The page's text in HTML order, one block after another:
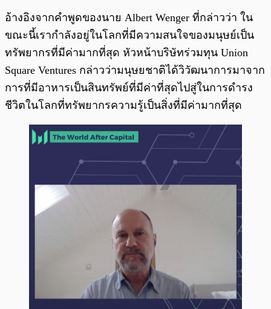
อ้างอิงจากคำพูดของนาย Albert Wenger ที่กล่าวว่า ใน
ขณะนี้เรากำลังอยู่ในโลกที่มีความสนใจของมนุษย์เป็น
ทรัพยากรที่มีค่ามากที่สุด หัวหน้าบริษัทร่วมทุน Union
Square Ventures กล่าวว่ามนุษยชาติได้วิวัฒนาการมาจาก
การที่มีอาหารเป็นสินทรัพย์ที่มีค่าที่สุดไปสู่ในการดำรง
ชีวิตในโลกที่ทรัพยากรความรู้เป็นสิ่งที่มีค่ามากที่สุด